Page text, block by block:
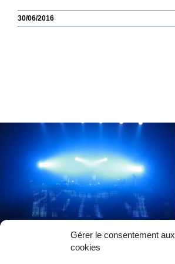
Gérer le consentement aux
cookies
30/06/2016